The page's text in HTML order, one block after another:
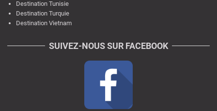
Destination Tunisie
Destination Turquie
Destination Vietnam
SUIVEZ-NOUS SUR FACEBOOK